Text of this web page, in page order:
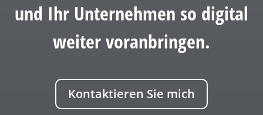
und Ihr Unternehmen so digital
weiter voranbringen.
Kontaktieren Sie mich